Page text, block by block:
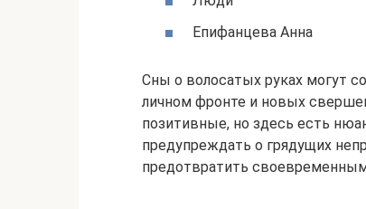
Епифанцева Анна
Сны о волосатых руках могут
личном фронте и новых
позитивные, но здесь есть
предупреждать о грядущих
предотвратить